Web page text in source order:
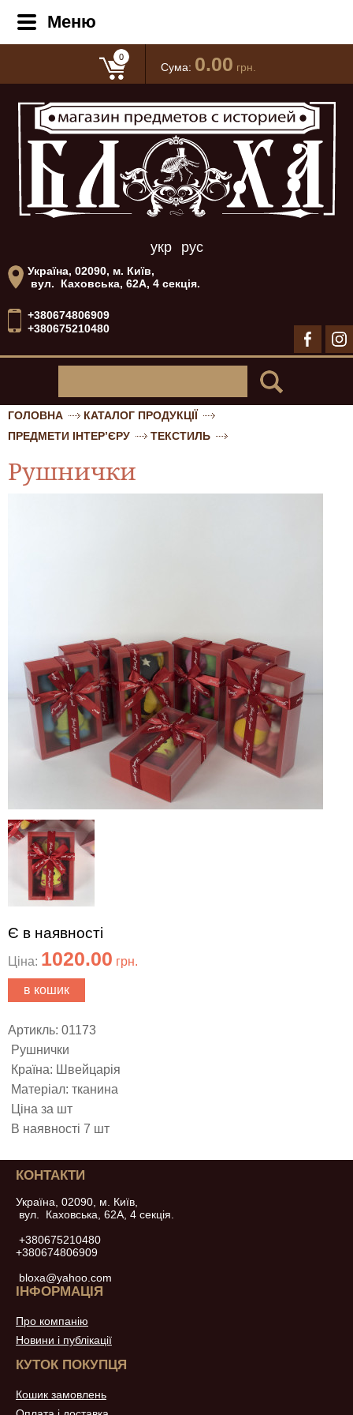
0
Сума: 0.00 грн.
укр рус
Україна, 02090, м. Київ,
вул. Каховська, 62А, 4 секція.
+380674806909
+380675210480
Меню
ГОЛОВНА
КАТАЛОГ ПРОДУКЦІЇ
ПРЕДМЕТИ ІНТЕР’ЄРУ
ТЕКСТИЛЬ
Рушнички
Є в наявності
Ціна: 1020.00 грн.
в кошик
Артикль: 01173
Рушнички
Країна: Швейцарія
Матеріал: тканина
Ціна за шт
В наявності 7 шт
КОНТАКТИ
Україна, 02090, м. Київ,
вул. Каховська, 62А, 4 секція.
+380675210480
+380674806909
bloxa@yahoo.com
ІНФОРМАЦІЯ
Про компанію
Новини і публікації
КУТОК ПОКУПЦЯ
Кошик замовлень